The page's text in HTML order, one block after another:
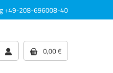
+49-208-696008-40
0,00 €